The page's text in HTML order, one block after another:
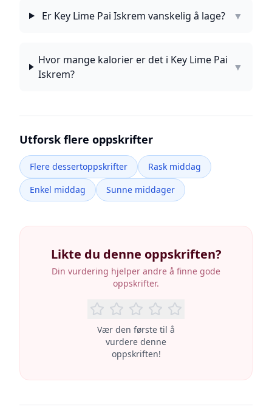
Er Key Lime Pai Iskrem vanskelig å lage? ▼
Hvor mange kalorier er det i Key Lime Pai
Iskrem?
▼
Utforsk flere oppskrifter
Flere dessertoppskrifter
Rask middag
Enkel middag
Sunne middager
Likte du denne oppskriften?
Din vurdering hjelper andre å finne gode
oppskrifter.
Vær den første til å
vurdere denne
oppskriften!